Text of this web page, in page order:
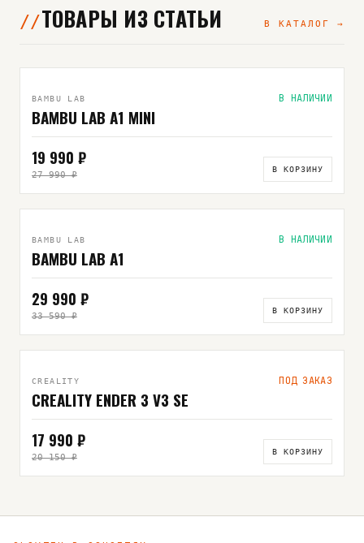
ТОВАРЫ ИЗ СТАТЬИ В КАТАЛОГ →
BAMBU LAB В НАЛИЧИИ
BAMBU LAB A1 MINI
19 990 ₽
27 990 ₽
В КОРЗИНУ
BAMBU LAB В НАЛИЧИИ
BAMBU LAB A1
29 990 ₽
33 590 ₽
В КОРЗИНУ
CREALITY ПОД ЗАКАЗ
CREALITY ENDER 3 V3 SE
17 990 ₽
20 150 ₽
В КОРЗИНУ